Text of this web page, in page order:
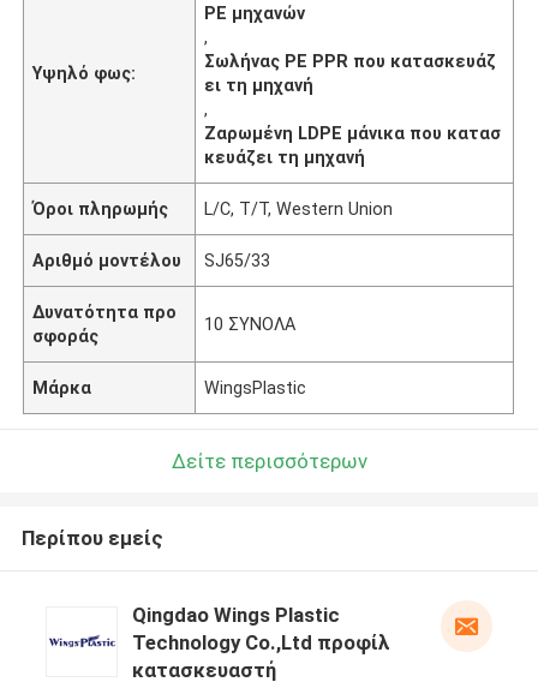
Υψηλό φως:
PE μηχανών
,
Σωλήνας PE PPR που κατασκευάζ
ει τη μηχανή
,
Ζαρωμένη LDPE μάνικα που κατασ
κευάζει τη μηχανή
Όροι πληρωμής L/C, T/T, Western Union
Αριθμό μοντέλου SJ65/33
Δυνατότητα προ
σφοράς
10 ΣΥΝΟΛΑ
Μάρκα WingsPlastic
Δείτε περισσότερων
Περίπου εμείς
Qingdao Wings Plastic
Technology Co.,Ltd προφίλ
κατασκευαστή